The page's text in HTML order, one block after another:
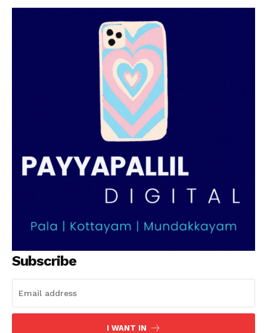
PALA VISION
Grievance Redressal
Subscribe
I WANT IN